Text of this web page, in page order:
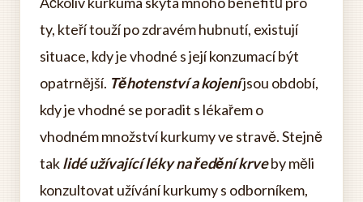
ty, kteří touží po zdravém hubnutí, existují
situace, kdy je vhodné s její konzumací být
opatrnější. Těhotenství a kojeníjsou období,
kdy je vhodné se poradit s lékařem o
vhodném množství kurkumy ve stravě. Stejně
taklidé užívající léky na ředění krveby měli
konzultovat užívání kurkumy s odborníkem,